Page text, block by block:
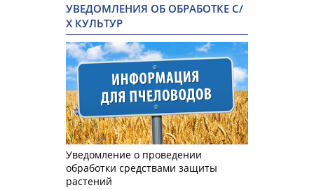
УВЕДОМЛЕНИЯ ОБ ОБРАБОТКЕ С/
Х КУЛЬТУР
Уведомление о проведении
обработки средствами защиты
растений